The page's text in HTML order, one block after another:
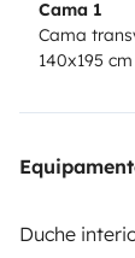
Benny
Cama 1
Cama
140x195 cm
Duche